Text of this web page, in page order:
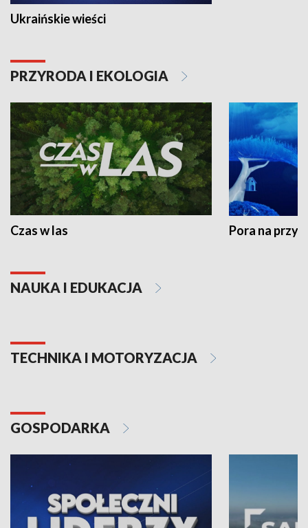
Ukraińskie wieści
PRZYRODA I EKOLOGIA
Czas w las Pora na
NAUKA I EDUKACJA
TECHNIKA I MOTORYZACJA
GOSPODARKA